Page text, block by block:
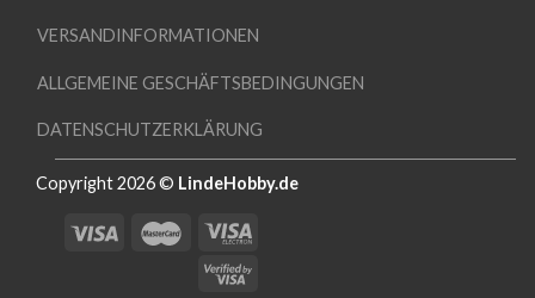
VERSANDINFORMATIONEN
ALLGEMEINE GESCHÄFTSBEDINGUNGEN
DATENSCHUTZERKLÄRUNG
Copyright 2026 © LindeHobby.de